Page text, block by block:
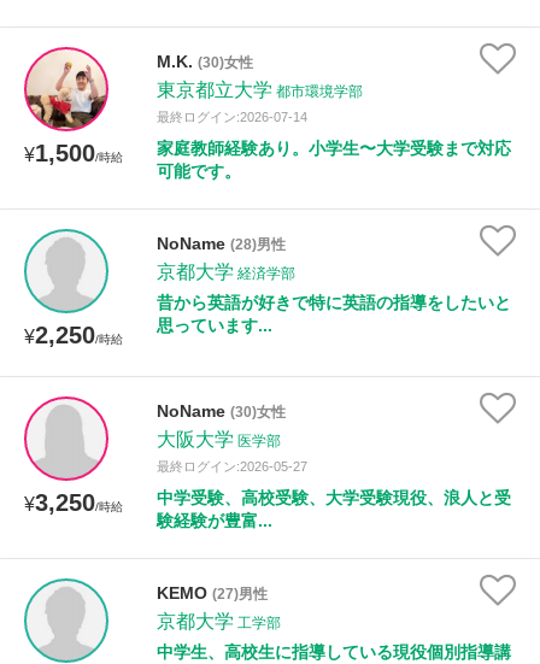
¥1,500/時給
M.K. (30)女性
東京都立大学 都市環境学部
最終ログイン:2026-07-14
家庭教師経験あり。小学生〜大学受験まで対応
可能です。
¥2,250/時給
NoName (28)男性
京都大学 経済学部
昔から英語が好きで特に英語の指導をしたいと
思っています...
¥3,250/時給
NoName (30)女性
大阪大学 医学部
最終ログイン:2026-05-27
中学受験、高校受験、大学受験現役、浪人と受
験経験が豊富...
KEMO (27)男性
京都大学 工学部
中学生、高校生に指導している現役個別指導講